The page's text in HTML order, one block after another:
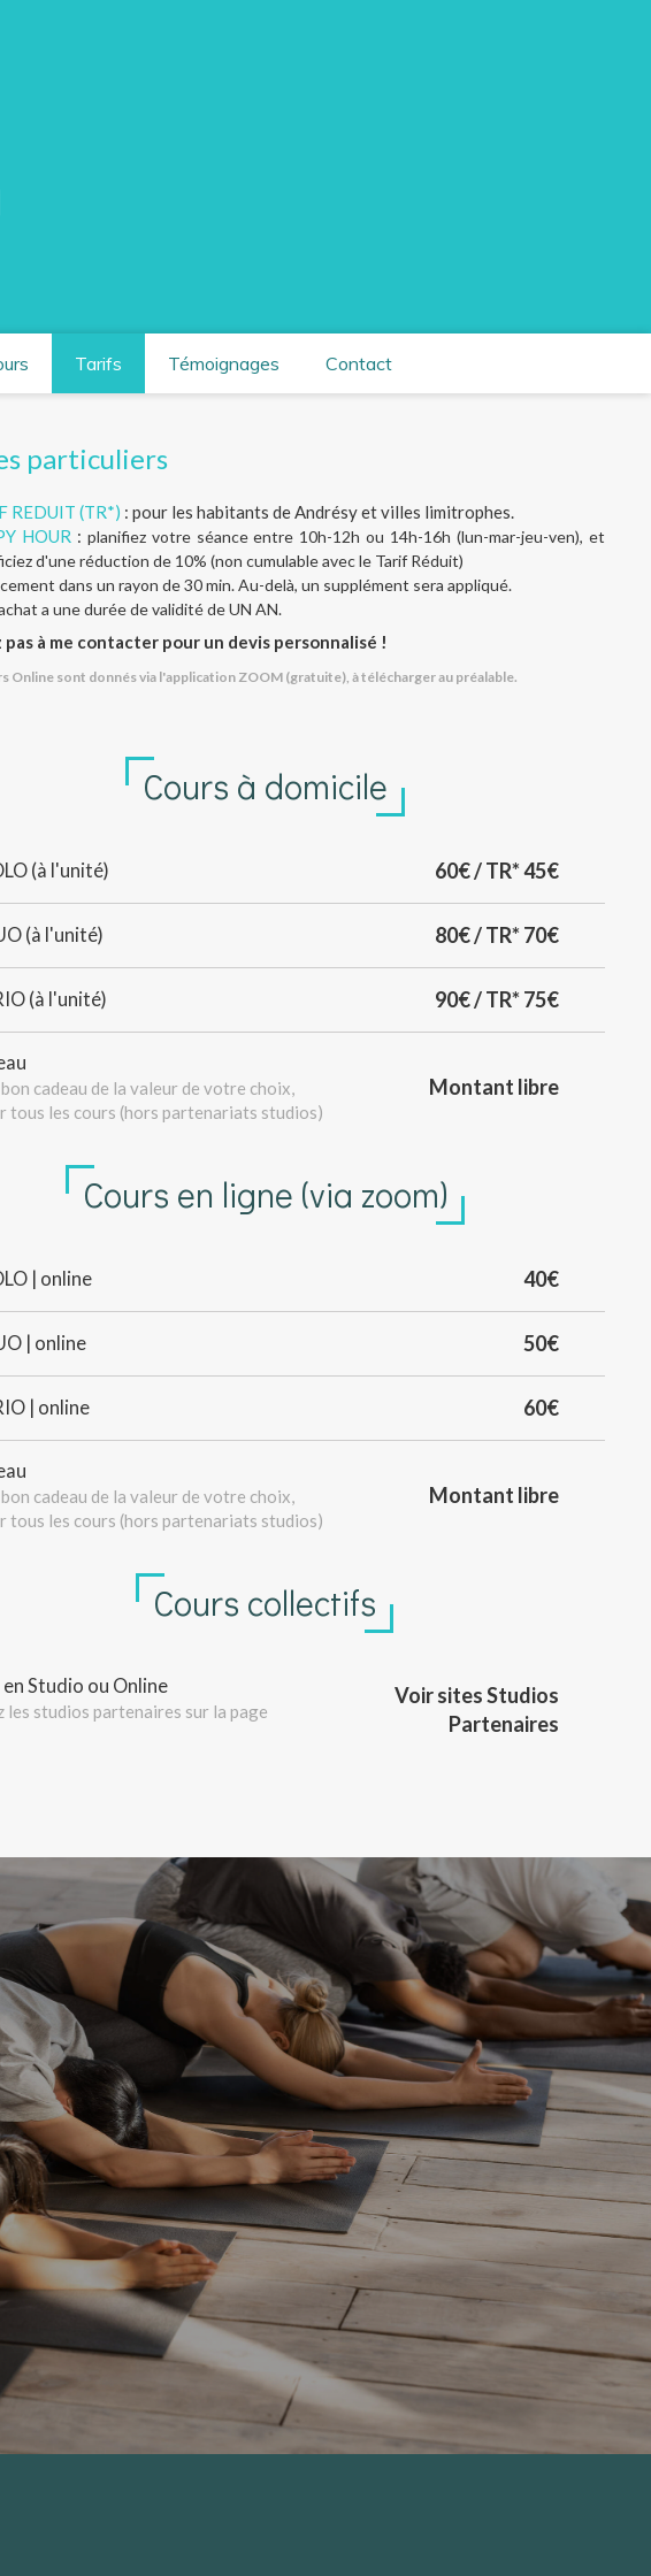
Tarifs Témoignages Contact
particuliers
REDUIT (TR*) : pour les habitants de Andrésy et villes limitrophes.
HOUR : planifiez votre séance entre 10h-12h ou 14h-16h (lun-mar-jeu-ven), et
d'une réduction de 10% (non cumulable avec le Tarif Réduit)
dans un rayon de 30 min. Au-delà, un supplément sera appliqué.
a unedurée de validité de UN AN.
à me contacter pour un devis personnalisé !
Online sont donnés via l'application ZOOM (gratuite), à télécharger au préalable.
Cours à domicile
(à l'unité) 60€ / TR* 45€
(à l'unité) 80€ / TR* 70€
(à l'unité) 90€ / TR* 75€
cadeau de la valeur de votre choix,
tous les cours (hors partenariats studios)
Montant libre
Cours en ligne (via zoom)
| online 40€
| online 50€
| online 60€
cadeau de la valeur de votre choix,
tous les cours (hors partenariats studios)
Montant libre
Cours collectifs
Studio ou Online
les studios partenaires sur la page
Voir sites Studios
Partenaires